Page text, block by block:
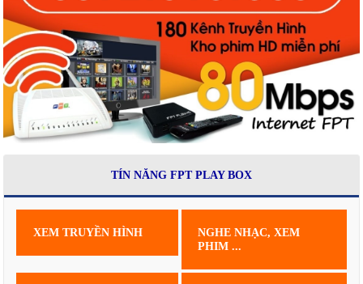
TÍN NĂNG FPT PLAY BOX
XEM TRUYỀN HÌNH
NGHE NHẠC, XEM
PHIM ...